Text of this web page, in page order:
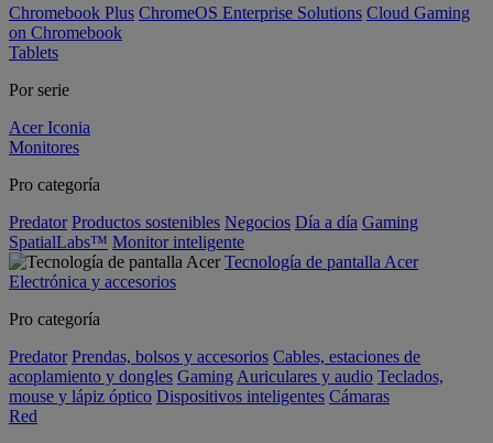
Chromebook Plus ChromeOS Enterprise Solutions Cloud Gaming
on Chromebook
Tablets
Por serie
Acer Iconia
Monitores
Pro categoría
Predator Productos sostenibles Negocios Día a día Gaming
SpatialLabs™ Monitor inteligente
Tecnología de pantalla Acer
Electrónica y accesorios
Pro categoría
Predator Prendas, bolsos y accesorios Cables, estaciones de
acoplamiento y dongles Gaming Auriculares y audio Teclados,
mouse y lápiz óptico Dispositivos inteligentes Cámaras
Red